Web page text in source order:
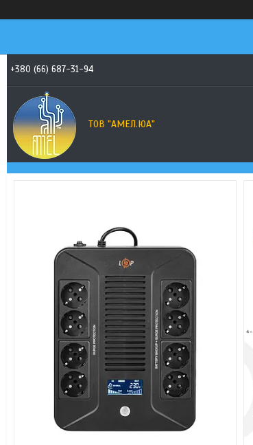
+380 (66) 687-31-94
ТОВ "АМЕЛ.ЮА"